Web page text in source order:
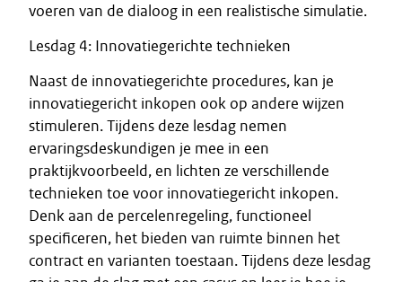
voeren van de dialoog in een realistische simulatie.
Lesdag 4: Innovatiegerichte technieken
Naast de innovatiegerichte procedures, kan je
innovatiegericht inkopen ook op andere wijzen
stimuleren. Tijdens deze lesdag nemen
ervaringsdeskundigen je mee in een
praktijkvoorbeeld, en lichten ze verschillende
technieken toe voor innovatiegericht inkopen.
Denk aan de percelenregeling, functioneel
specificeren, het bieden van ruimte binnen het
contract en varianten toestaan. Tijdens deze lesdag